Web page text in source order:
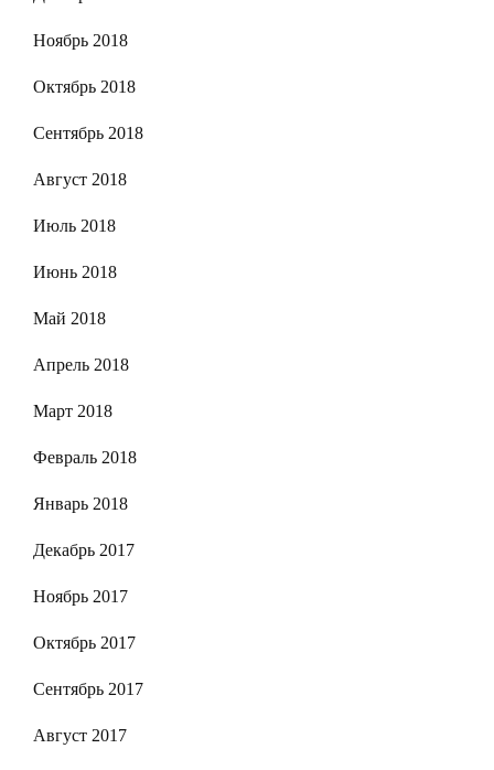
Ноябрь 2018
Октябрь 2018
Сентябрь 2018
Август 2018
Июль 2018
Июнь 2018
Май 2018
Апрель 2018
Март 2018
Февраль 2018
Январь 2018
Декабрь 2017
Ноябрь 2017
Октябрь 2017
Сентябрь 2017
Август 2017